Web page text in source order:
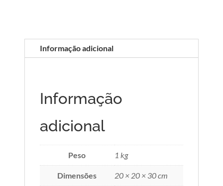
Informação adicional
Informação
adicional
Peso 1 kg
Dimensões 20 × 20 × 30 cm